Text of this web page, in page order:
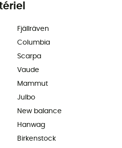
Fjällräven
Columbia
Scarpa
Vaude
Mammut
Julbo
New balance
Hanwag
Birkenstock